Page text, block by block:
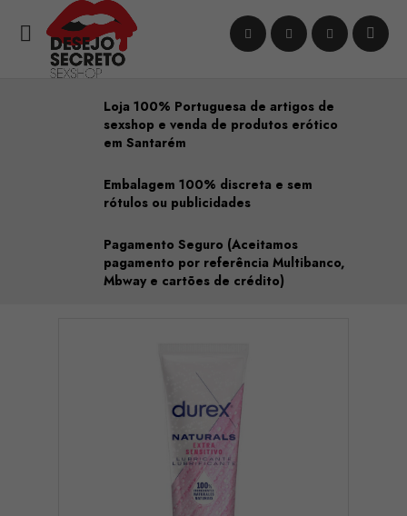

Loja 100% Portuguesa de artigos de
sexshop e venda de produtos erótico
em Santarém
Embalagem 100% discreta e sem
rótulos ou publicidades
Pagamento Seguro (Aceitamos
pagamento por referência Multibanco,
Mbway e cartões de crédito)